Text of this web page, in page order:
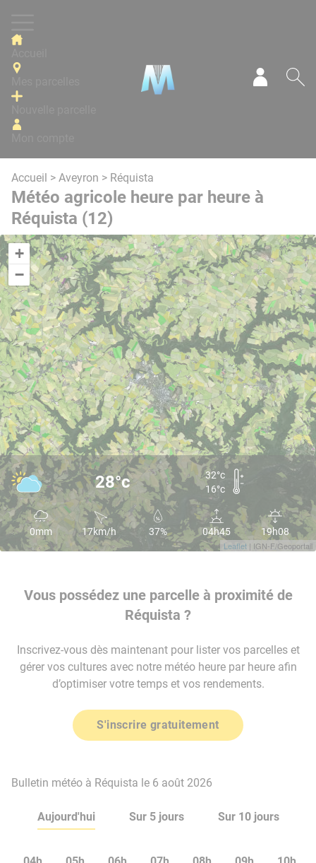
Accueil > Aveyron > Réquista
Météo agricole heure par heure à
Réquista (12)
+
−
Leaflet | IGN-F/Geoportail
28°c
32°c
16°c
0mm 17km/h 37% 04h45 19h08
Vous possédez une parcelle à proximité de
Réquista ?
Inscrivez-vous dès maintenant pour lister vos parcelles et
gérer vos cultures avec notre météo heure par heure afin
d’optimiser votre temps et vos rendements.
S'inscrire gratuitement
Bulletin météo à Réquista le 6 août 2026
Aujourd'hui Sur 5 jours Sur 10 jours